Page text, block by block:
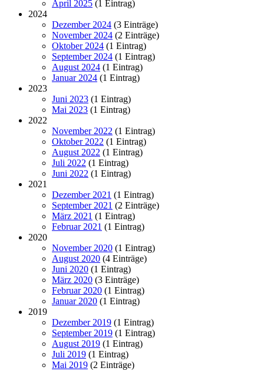
April 2025 (1 Eintrag)
2024
Dezember 2024 (3 Einträge)
November 2024 (2 Einträge)
Oktober 2024 (1 Eintrag)
September 2024 (1 Eintrag)
August 2024 (1 Eintrag)
Januar 2024 (1 Eintrag)
2023
Juni 2023 (1 Eintrag)
Mai 2023 (1 Eintrag)
2022
November 2022 (1 Eintrag)
Oktober 2022 (1 Eintrag)
August 2022 (1 Eintrag)
Juli 2022 (1 Eintrag)
Juni 2022 (1 Eintrag)
2021
Dezember 2021 (1 Eintrag)
September 2021 (2 Einträge)
März 2021 (1 Eintrag)
Februar 2021 (1 Eintrag)
2020
November 2020 (1 Eintrag)
August 2020 (4 Einträge)
Juni 2020 (1 Eintrag)
März 2020 (3 Einträge)
Februar 2020 (1 Eintrag)
Januar 2020 (1 Eintrag)
2019
Dezember 2019 (1 Eintrag)
September 2019 (1 Eintrag)
August 2019 (1 Eintrag)
Juli 2019 (1 Eintrag)
Mai 2019 (2 Einträge)